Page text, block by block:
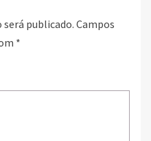
será publicado. Campos
*